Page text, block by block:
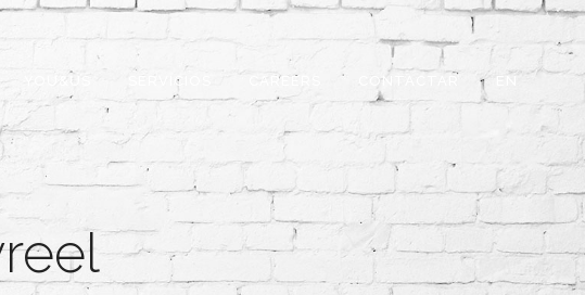
SERVICIOS CAREERS CONTACTAR